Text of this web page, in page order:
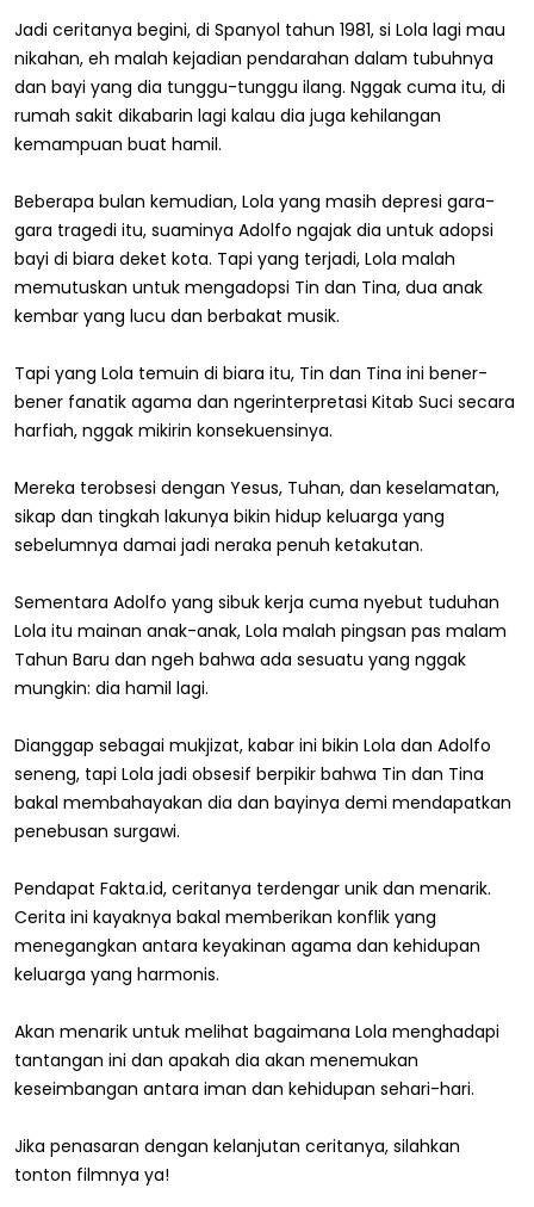
Jadi ceritanya begini, di Spanyol tahun 1981, si Lola lagi mau
nikahan, eh malah kejadian pendarahan dalam tubuhnya
dan bayi yang dia tunggu-tunggu ilang. Nggak cuma itu, di
rumah sakit dikabarin lagi kalau dia juga kehilangan
kemampuan buat hamil.
Beberapa bulan kemudian, Lola yang masih depresi gara-
gara tragedi itu, suaminya Adolfo ngajak dia untuk adopsi
bayi di biara deket kota. Tapi yang terjadi, Lola malah
memutuskan untuk mengadopsi Tin dan Tina, dua anak
kembar yang lucu dan berbakat musik.
Tapi yang Lola temuin di biara itu, Tin dan Tina ini bener-
bener fanatik agama dan ngerinterpretasi Kitab Suci secara
harfiah, nggak mikirin konsekuensinya.
Mereka terobsesi dengan Yesus, Tuhan, dan keselamatan,
sikap dan tingkah lakunya bikin hidup keluarga yang
sebelumnya damai jadi neraka penuh ketakutan.
Sementara Adolfo yang sibuk kerja cuma nyebut tuduhan
Lola itu mainan anak-anak, Lola malah pingsan pas malam
Tahun Baru dan ngeh bahwa ada sesuatu yang nggak
mungkin: dia hamil lagi.
Dianggap sebagai mukjizat, kabar ini bikin Lola dan Adolfo
seneng, tapi Lola jadi obsesif berpikir bahwa Tin dan Tina
bakal membahayakan dia dan bayinya demi mendapatkan
penebusan surgawi.
Pendapat Fakta.id, ceritanya terdengar unik dan menarik.
Cerita ini kayaknya bakal memberikan konflik yang
menegangkan antara keyakinan agama dan kehidupan
keluarga yang harmonis.
Akan menarik untuk melihat bagaimana Lola menghadapi
tantangan ini dan apakah dia akan menemukan
keseimbangan antara iman dan kehidupan sehari-hari.
Jika penasaran dengan kelanjutan ceritanya, silahkan
tonton filmnya ya!